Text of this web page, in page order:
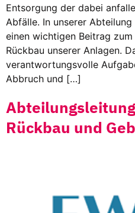
Entsorgung der dabei
Abfälle. In unserer
einen wichtigen Beitrag
Rückbau unserer Anlagen.
verantwortungsvolle
Abbruch und […]
Rückbau und